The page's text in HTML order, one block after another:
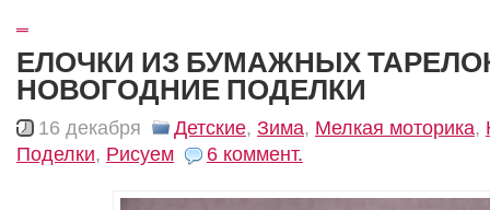
ЕЛОЧКИ ИЗ БУМАЖНЫХ
НОВОГОДНИЕ ПОДЕЛКИ
16 декабря Детские, Зима, Мелкая моторика,
Поделки, Рисуем 6 коммент.